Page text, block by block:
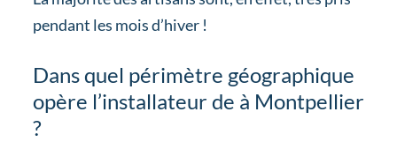
pendant les mois d’hiver !
Dans quel périmètre géographique
opère l’installateur de à Montpellier
?